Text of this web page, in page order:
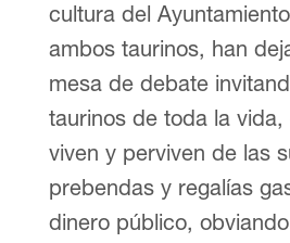
cultura del
ambos taurinos, han
mesa de debate
taurinos de toda la
viven y perviven de las
prebendas y regalías
dinero público,